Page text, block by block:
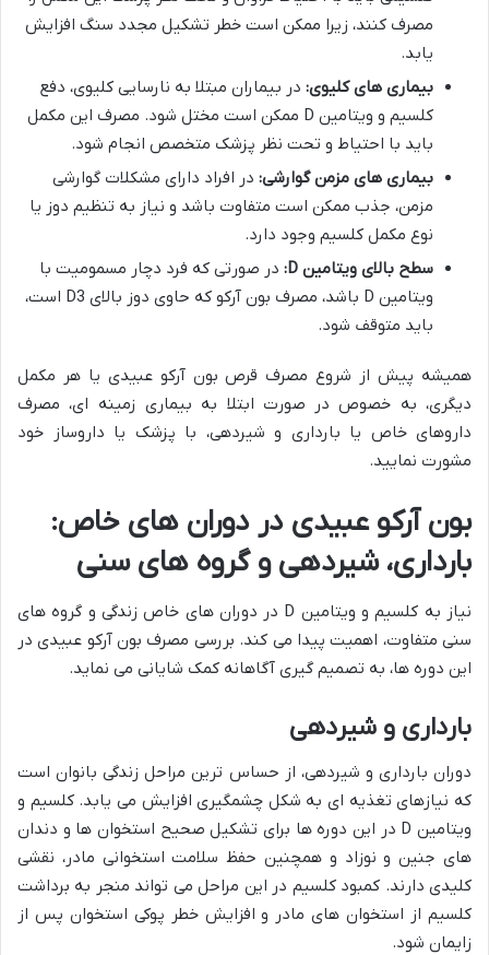
مصرف کنند، زیرا ممکن است خطر تشکیل مجدد سنگ افزایش
یابد.
بیماری های کلیوی: در بیماران مبتلا به نارسایی کلیوی، دفع
کلسیم و ویتامین D ممکن است مختل شود. مصرف این مکمل
باید با احتیاط و تحت نظر پزشک متخصص انجام شود.
بیماری های مزمن گوارشی: در افراد دارای مشکلات گوارشی
مزمن، جذب ممکن است متفاوت باشد و نیاز به تنظیم دوز یا
نوع مکمل کلسیم وجود دارد.
سطح بالای ویتامین D:
در صورتی که فرد دچار مسمومیت با
ویتامین D باشد، مصرف بون آرکو که حاوی دوز بالای D3 است،
باید متوقف شود.
همیشه پیش از شروع مصرف قرص بون آرکو عبیدی یا هر مکمل
دیگری، به خصوص در صورت ابتلا به بیماری زمینه ای، مصرف
داروهای خاص یا بارداری و شیردهی، با پزشک یا داروساز خود
مشورت نمایید.
بون آرکو عبیدی در دوران های خاص:
بارداری، شیردهی و گروه های سنی
نیاز به کلسیم و ویتامین D در دوران های خاص زندگی و گروه های
سنی متفاوت، اهمیت پیدا می کند. بررسی مصرف بون آرکو عبیدی در
این دوره ها، به تصمیم گیری آگاهانه کمک شایانی می نماید.
بارداری و شیردهی
دوران بارداری و شیردهی، از حساس ترین مراحل زندگی بانوان است
که نیازهای تغذیه ای به شکل چشمگیری افزایش می یابد. کلسیم و
ویتامین D در این دوره ها برای تشکیل صحیح استخوان ها و دندان
های جنین و نوزاد و همچنین حفظ سلامت استخوانی مادر، نقشی
کلیدی دارند. کمبود کلسیم در این مراحل می تواند منجر به برداشت
کلسیم از استخوان های مادر و افزایش خطر پوکی استخوان پس از
زایمان شود.